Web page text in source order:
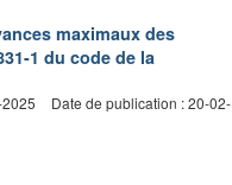
maximaux des
1 du code de la
Date de publication : 20-02-